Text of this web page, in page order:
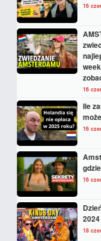
16
16
Ile
16
16
2024
18